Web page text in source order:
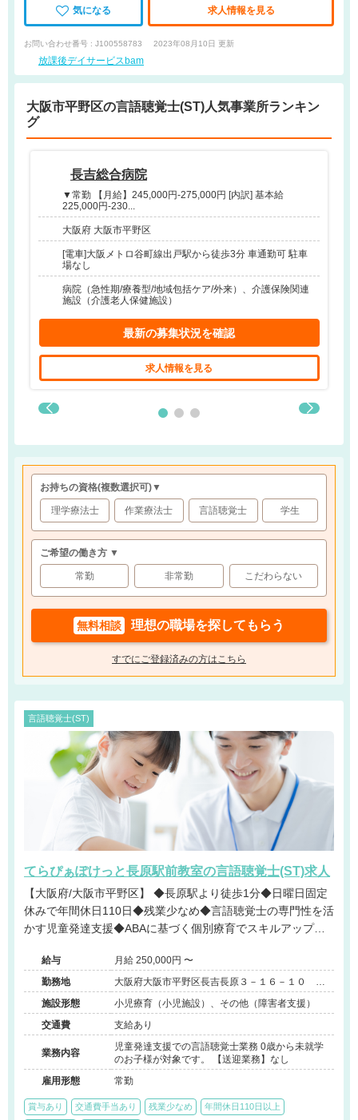
気になる 求人情報を見る
お問い合わせ番号 : J100558783 2023年08月10日 更新
放課後デイサービスbam
大阪市平野区の言語聴覚士(ST)人気事業所ランキン
グ
長吉総合病院
▼常勤 【月給】245,000円-275,000円 [内訳] 基本給
225,000円-230...
大阪府 大阪市平野区
[電車]大阪メトロ谷町線出戸駅から徒歩3分 車通勤可 駐車
場なし
病院（急性期/療養型/地域包括ケア/外来）、介護保険関連
施設（介護老人保健施設）
最新の募集状況を確認
求人情報を見る
お持ちの資格(複数選択可)▼
理学療法士 作業療法士 言語聴覚士 学生
ご希望の働き方 ▼
常勤 非常勤 こだわらない
無料相談 理想の職場を探してもらう
すでにご登録済みの方はこちら
言語聴覚士(ST)
てらぴぁぽけっと長原駅前教室の言語聴覚士(ST)求人
【大阪府/大阪市平野区】 ◆長原駅より徒歩1分◆日曜日固定
休みで年間休日110日◆残業少なめ◆言語聴覚士の専門性を活
かす児童発達支援◆ABAに基づく個別療育でスキルアップ可
給与
月給 250,000円 〜
勤務地
大阪府大阪市平野区長吉長原３－１６－１０ ス
タシオン鴫２０２号室
施設形態
小児療育（小児施設）、その他（障害者支援）
交通費
支給あり
業務内容
児童発達支援での言語聴覚士業務 0歳から未就学
のお子様が対象です。 【送迎業務】なし
雇用形態
常勤
賞与あり 交通費手当あり 残業少なめ 年間休日110日以上